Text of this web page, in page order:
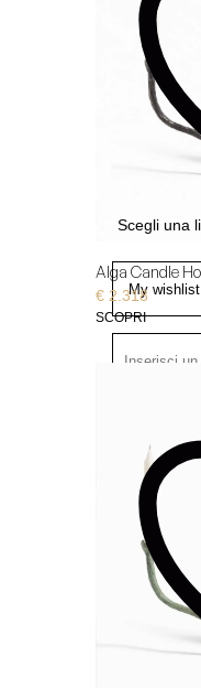
Privata
Scegli una
Privata
Alga Candle
€ 2.318
SCOPRI